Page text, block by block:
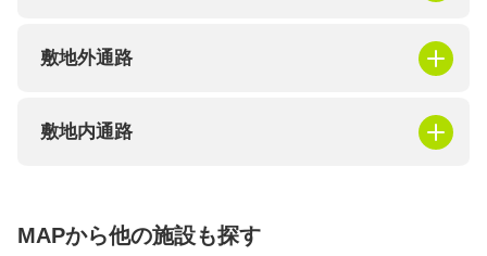
敷地外通路
敷地内通路
MAPから他の施設も探す